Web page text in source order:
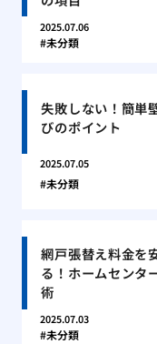
2025.07.06
未分類
失敗しない！簡単
びのポイント
2025.07.05
未分類
網戸張替え料金を
る！ホームセンタ
術
2025.07.03
未分類